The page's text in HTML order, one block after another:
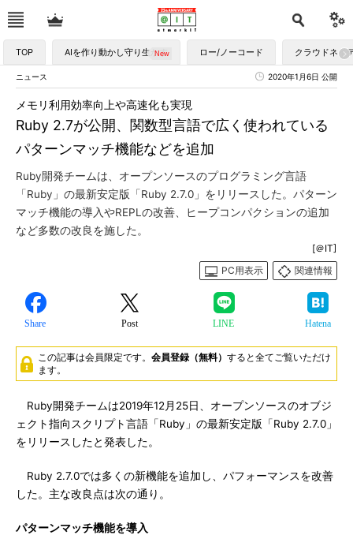
TOP AIを作り動かし守り生かす ロー/ノーコード クラウドネイ
ニュース 2020年1月6日 公開
Ruby 2.7が公開、関数型言語で広く使われている
パターンマッチ機能などを追加
メモリ利用効率向上や高速化も実現
Ruby開発チームは、オープンソースのプログラミング言語
「Ruby」の最新安定版「Ruby 2.7.0」をリリースした。パターン
マッチ機能の導入やREPLの改善、ヒープコンパクションの追加
など多数の改良を施した。
[＠IT]
PC用表示
関連情報
Share Post LINE Hatena
この記事は会員限定です。 会員登録（無料） すると全てご覧いただけ
ます。
Ruby開発チームは2019年12月25日、オープンソースのオブジ
ェクト指向スクリプト言語「Ruby」の最新安定版「Ruby 2.7.0」
をリリースしたと発表した。
Ruby 2.7.0では多くの新機能を追加し、パフォーマンスを改善
した。主な改良点は次の通り。
パターンマッチ機能を導入